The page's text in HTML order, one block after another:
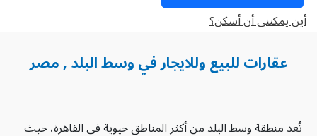
أين يمكننى أن أسكن؟
عقارات للبيع وللايجار في وسط البلد , مصر
تُعد منطقة وسط البلد من أكثر المناطق حيوية في القاهرة، حيث